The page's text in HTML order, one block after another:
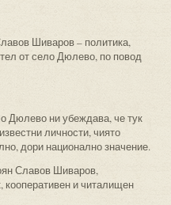
Шиваров – политика,
от село Дюлево, по повод
Дюлево ни убеждава, че тук
личности, чиято
дори национално значение.
Славов Шиваров,
кооперативен и читалищен